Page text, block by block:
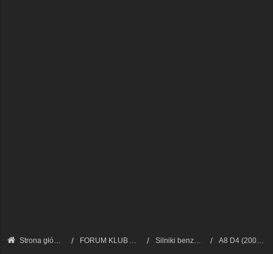
Strona główna FORUM KLUB AUDI A8 - FORUM TECHNICZNE Silniki benzynowe i LPG A8 D4 (2009 - 2017)